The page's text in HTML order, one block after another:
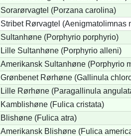
Sorarørvagtel (Porzana carolina)
Stribet Rørvagtel (Aenigmatolimnas
Sultanhøne (Porphyrio porphyrio)
Lille Sultanhøne (Porphyrio alleni)
Amerikansk Sultanhøne (Porphyrio
Grønbenet Rørhøne (Gallinula
Lille Rørhøne (Paragallinula
Kamblishøne (Fulica cristata)
Blishøne (Fulica atra)
Amerikansk Blishøne (Fulica